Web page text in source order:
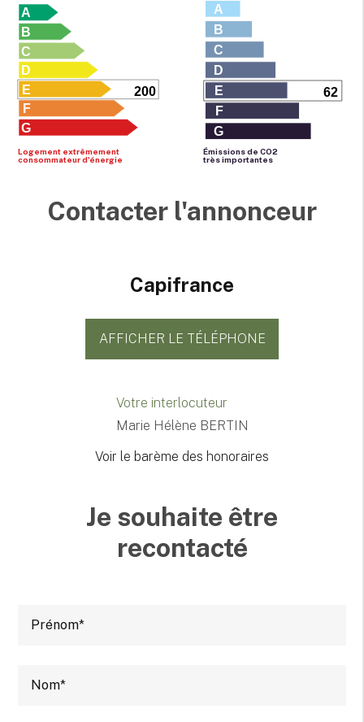
A
B
C
D
200
E
F
G
Logement extrêmement
consommateur d'énergie
A
B
C
D
62
E
F
G
Émissions de CO2
très importantes
Contacter l'annonceur
Capifrance
AFFICHER LE TÉLÉPHONE
Votre interlocuteur
Marie Hélène BERTIN
Voir le barème des honoraires
Je souhaite être
recontacté